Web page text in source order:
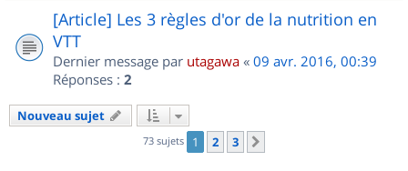
[Article] Les 3 règles d'or de la nutrition en
VTT
Dernier message par utagawa « 09 avr. 2016, 00:39
Réponses : 2
Nouveau sujet
73 sujets 1 2 3